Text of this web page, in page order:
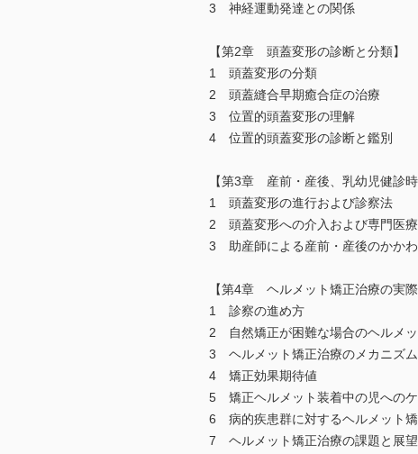
3 神経運動発達との関係
【第2章 頭蓋変形の診断と分類】
1 頭蓋変形の分類
2 頭蓋縫合早期癒合症の治療
3 位置的頭蓋変形の理解
4 位置的頭蓋変形の診断と鑑別
【第3章 産前・産後、乳幼児健診
1 頭蓋変形の進行および診察法
2 頭蓋変形への介入および専門医
3 助産師による産前・産後のかかわ
【第4章 ヘルメット矯正治療の実際
1 診察の進め方
2 自然矯正が困難な場合のヘルメ
3 ヘルメット矯正治療のメカニズム
4 矯正効果期待値
5 矯正ヘルメット装着中の児への
6 病的疾患群に対するヘルメット
7 ヘルメット矯正治療の課題と展望